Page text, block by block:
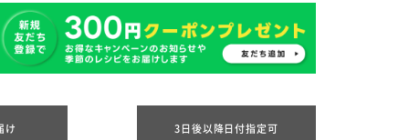
け 3日後以降日付指定可